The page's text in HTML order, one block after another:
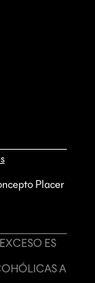
Placer
ES
A